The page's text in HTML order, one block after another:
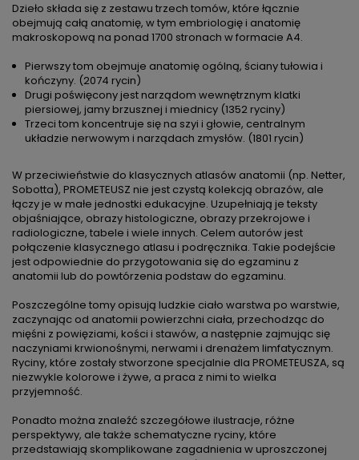
Dzieło składa się z zestawu trzech tomów, które łącznie
obejmują całą anatomię, w tym embriologię i anatomię
makroskopową na ponad 1700 stronach w formacie A4.
Pierwszy tom obejmuje anatomię ogólną, ściany tułowia i
kończyny. (2074 rycin)
Drugi poświęcony jest narządom wewnętrznym klatki
piersiowej, jamy brzusznej i miednicy (1352 ryciny)
Trzeci tom koncentruje się na szyi i głowie, centralnym
układzie nerwowym i narządach zmysłów. (1801 rycin)
W przeciwieństwie do klasycznych atlasów anatomii (np. Netter,
Sobotta), PROMETEUSZ nie jest czystą kolekcją obrazów, ale
łączy je w małe jednostki edukacyjne. Uzupełniają je teksty
objaśniające, obrazy histologiczne, obrazy przekrojowe i
radiologiczne, tabele i wiele innych. Celem autorów jest
połączenie klasycznego atlasu i podręcznika. Takie podejście
jest odpowiednie do przygotowania się do egzaminu z
anatomii lub do powtórzenia podstaw do egzaminu.
Poszczególne tomy opisują ludzkie ciało warstwa po warstwie,
zaczynając od anatomii powierzchni ciała, przechodząc do
mięśni z powięziami, kości i stawów, a następnie zajmując się
naczyniami krwionośnymi, nerwami i drenażem limfatycznym.
Ryciny, które zostały stworzone specjalnie dla PROMETEUSZA, są
niezwykle kolorowe i żywe, a praca z nimi to wielka
przyjemność.
Ponadto można znaleźć szczegółowe ilustracje, różne
perspektywy, ale także schematyczne ryciny, które
przedstawiają skomplikowane zagadnienia w uproszczonej